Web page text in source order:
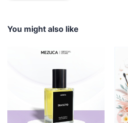
You might also like